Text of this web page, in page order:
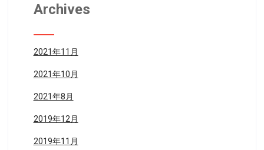
Archives
2021年11月
2021年10月
2021年8月
2019年12月
2019年11月